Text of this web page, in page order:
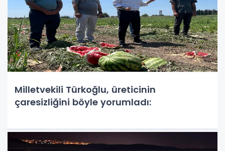
Milletvekili Türkoğlu, üreticinin
çaresizliğini böyle yorumladı: